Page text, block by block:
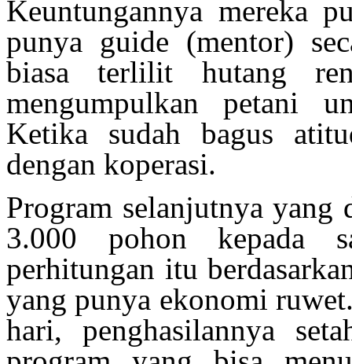
Keuntungannya mereka
punya guide (mentor)
biasa terlilit hutang
mengumpulkan petani
Ketika sudah bagus
dengan koperasi.
Program selanjutnya yang
3.000 pohon kepada
perhitungan itu
yang punya ekonomi
hari, penghasilannya